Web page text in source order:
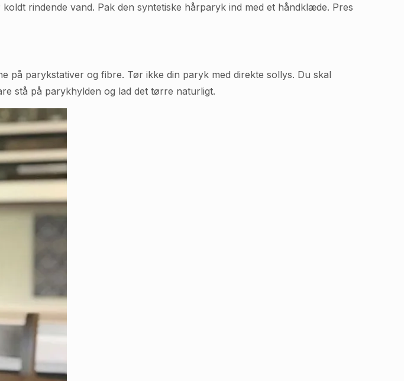
rindende vand. Pak den syntetiske hårparyk ind med et håndklæde. Pres
på parykstativer og fibre. Tør ikke din paryk med direkte sollys. Du skal
stå på parykhylden og lad det tørre naturligt.